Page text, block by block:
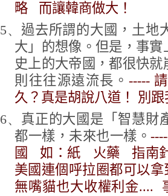
略 而讓韓商做大！
5、 過去所謂的大國，土地
大」的想像。但是，事
史上的大帝國，都很快
則往往源遠流長。 -----
久？真是胡說八道！ 別
6、 真正的大國是「智慧財
都一樣，未來也一樣。
國 如：紙 火藥 指南
美國連個呼拉圈都可以
無嘴貓也大收權利金....